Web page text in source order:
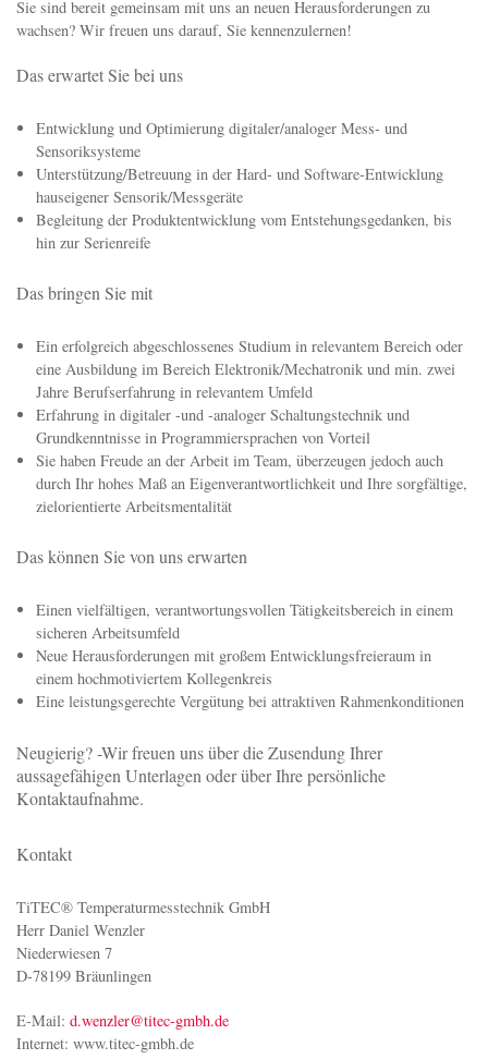
Sie sind bereit gemeinsam mit uns an neuen Herausforderungen zu
wachsen? Wir freuen uns darauf, Sie kennenzulernen!
Das erwartet Sie bei uns
Entwicklung und Optimierung digitaler/analoger Mess- und
Sensoriksysteme
Unterstützung/Betreuung in der Hard- und Software-Entwicklung
hauseigener Sensorik/Messgeräte
Begleitung der Produktentwicklung vom Entstehungsgedanken, bis
hin zur Serienreife
Das bringen Sie mit
Ein erfolgreich abgeschlossenes Studium in relevantem Bereich oder
eine Ausbildung im Bereich Elektronik/Mechatronik und min. zwei
Jahre Berufserfahrung in relevantem Umfeld
Erfahrung in digitaler -und -analoger Schaltungstechnik und
Grundkenntnisse in Programmiersprachen von Vorteil
Sie haben Freude an der Arbeit im Team, überzeugen jedoch auch
durch Ihr hohes Maß an Eigenverantwortlichkeit und Ihre sorgfältige,
zielorientierte Arbeitsmentalität
Das können Sie von uns erwarten
Einen vielfältigen, verantwortungsvollen Tätigkeitsbereich in einem
sicheren Arbeitsumfeld
Neue Herausforderungen mit großem Entwicklungsfreieraum in
einem hochmotiviertem Kollegenkreis
Eine leistungsgerechte Vergütung bei attraktiven Rahmenkonditionen
Neugierig? -Wir freuen uns über die Zusendung Ihrer
aussagefähigen Unterlagen oder über Ihre persönliche
Kontaktaufnahme.
Kontakt
TiTEC® Temperaturmesstechnik GmbH
Herr Daniel Wenzler
Niederwiesen 7
D-78199 Bräunlingen
E-Mail: d.wenzler@titec-gmbh.de
Internet: www.titec-gmbh.de